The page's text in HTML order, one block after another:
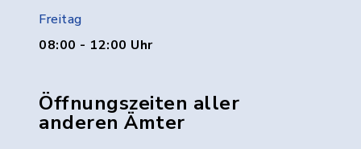
Freitag
08:00 - 12:00 Uhr
Öffnungszeiten aller
anderen Ämter